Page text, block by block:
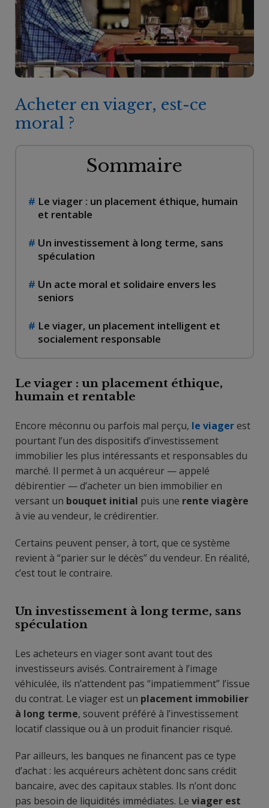
Acheter en viager, est-ce
moral ?
Sommaire
Le viager : un placement éthique, humain
et rentable
Un investissement à long terme, sans
spéculation
Un acte moral et solidaire envers les
seniors
Le viager, un placement intelligent et
socialement responsable
Le viager : un placement éthique,
humain et rentable
Encore méconnu ou parfois mal perçu, le viagerest
pourtant l’un des dispositifs d’investissement
immobilier les plus intéressants et responsables du
marché. Il permet à un acquéreur — appelé
débirentier — d’acheter un bien immobilier en
versant un bouquet initial puis une rente viagère
à vie au vendeur, le crédirentier.
Certains peuvent penser, à tort, que ce système
revient à “parier sur le décès” du vendeur. En réalité,
c’est tout le contraire.
Un investissement à long terme, sans
spéculation
Les acheteurs en viager sont avant tout des
investisseurs avisés. Contrairement à l’image
véhiculée, ils n’attendent pas “impatiemment” l’issue
du contrat. Le viager est un placement immobilier
à long terme, souvent préféré à l’investissement
locatif classique ou à un produit financier risqué.
Par ailleurs, les banques ne financent pas ce type
d’achat : les acquéreurs achètent donc sans crédit
bancaire, avec des capitaux stables. Ils n’ont donc
pas besoin de liquidités immédiates. Le viager est